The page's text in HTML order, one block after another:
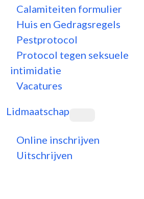
Calamiteiten formulier
Huis en Gedragsregels
Pestprotocol
Protocol tegen seksuele
intimidatie
Vacatures
Lidmaatschap
Online inschrijven
Uitschrijven